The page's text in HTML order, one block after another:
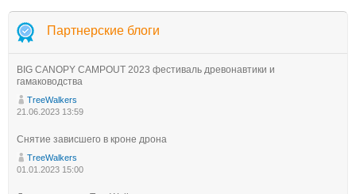
Партнерские блоги
BIG CANOPY CAMPOUT 2023 фестиваль древонавтики и
гамаководства
TreeWalkers
21.06.2023 13:59
Снятие зависшего в кроне дрона
TreeWalkers
01.01.2023 15:00